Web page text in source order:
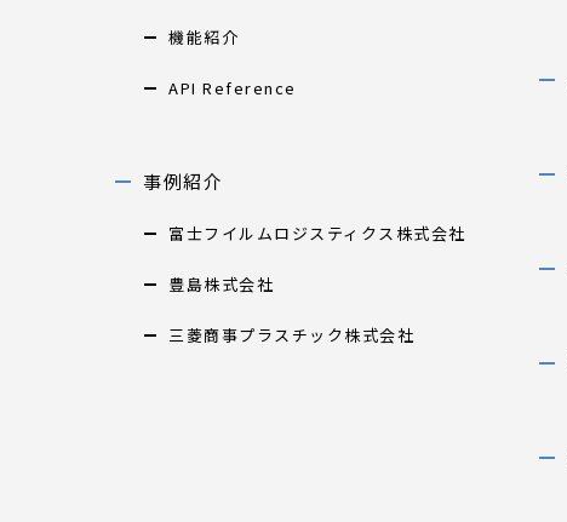
機能紹介
API Reference
事例紹介
富士フイルムロジスティクス株式会社
豊島株式会社
三菱商事プラスチック株式会社